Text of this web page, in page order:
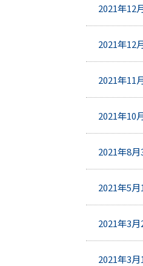
2021年12
2021年12
2021年11
2021年10
2021年8月
2021年5月
2021年3月
2021年3月